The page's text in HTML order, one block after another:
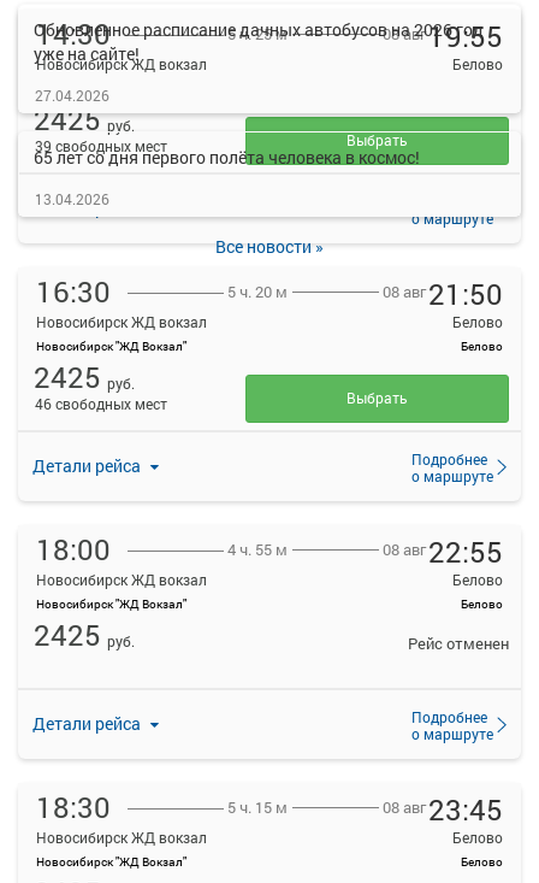
14:30
Новосибирск ЖД вокзал
Новосибирск "ЖД Вокзал"
5 ч. 25 м 08 авг19:55
Белово
Детали рейса
о маршруте
2425 руб.
39 свободных мест
Выбрать
16:30
Новосибирск ЖД вокзал
Новосибирск "ЖД Вокзал"
5 ч. 20 м 08 авг21:50
Белово
Белово
Детали рейса
Подробнее
о маршруте
2425 руб.
46 свободных мест
Выбрать
18:00
Новосибирск ЖД вокзал
Новосибирск "ЖД Вокзал"
4 ч. 55 м 08 авг22:55
Белово
Белово
Детали рейса
Подробнее
о маршруте
2425 руб. Рейс отменен
18:30
Новосибирск ЖД вокзал
Новосибирск "ЖД Вокзал"
5 ч. 15 м 08 авг23:45
Белово
Белово
Обновленное расписание дачных автобусов на 2026 год
уже на сайте!
27.04.2026
65 лет со дня первого полёта человека в космос!
13.04.2026
Все новости »